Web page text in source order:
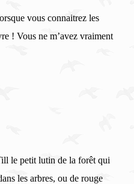
vous connaitrez les
! Vous ne m’avez vraiment
le petit lutin de la forêt qui
les arbres, ou de rouge